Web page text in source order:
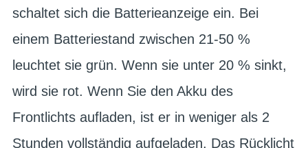
schaltet sich die Batterieanzeige ein. Bei
einem Batteriestand zwischen 21-50 %
leuchtet sie grün. Wenn sie unter 20 % sinkt,
wird sie rot. Wenn Sie den Akku des
Frontlichts aufladen, ist er in weniger als 2
Stunden vollständig aufgeladen. Das Rücklicht